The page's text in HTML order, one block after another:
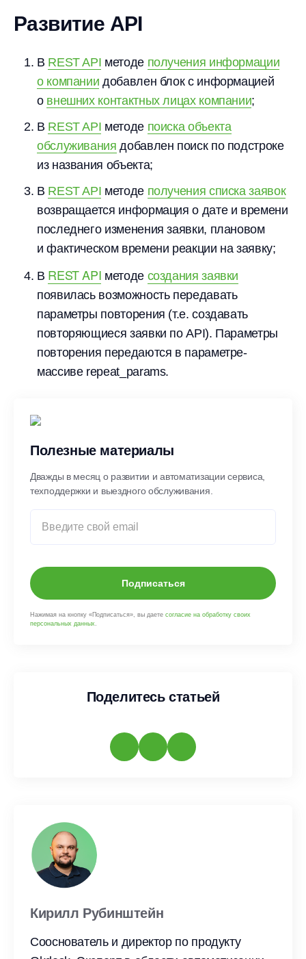
Развитие API
В REST API методе получения информации
о компании добавлен блок с информацией
о внешних контактных лицах компании;
В REST API методе поиска объекта
обслуживания добавлен поиск по подстроке
из названия объекта;
В REST API методе получения списка заявок
возвращается информация о дате и времени
последнего изменения заявки, плановом
и фактическом времени реакции на заявку;
В REST API методе создания заявки
появилась возможность передавать
параметры повторения (т.е. создавать
повторяющиеся заявки по API). Параметры
повторения передаются в параметре-
массиве repeat_params.
Полезные материалы
Дважды в месяц о развитии и автоматизации сервиса,
техподдержки и выездного обслуживания.
Подписаться
Нажимая на кнопку «Подписаться», вы даете согласие на обработку своих
персональных данных
Поделитесь статьей
Кирилл Рубинштейн
Сооснователь и директор по продукту